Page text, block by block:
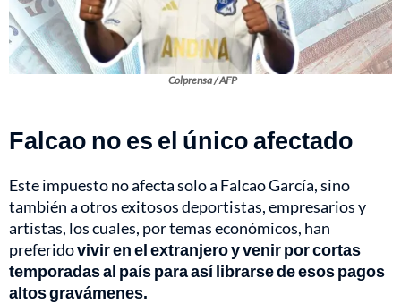
Colprensa / AFP
Falcao no es el único afectado
Este impuesto no afecta solo a Falcao García, sino
también a otros exitosos deportistas, empresarios y
artistas, los cuales, por temas económicos, han
preferidovivir en el extranjero y venir por cortas
temporadas al país para así librarse de esos pagos
altos gravámenes.